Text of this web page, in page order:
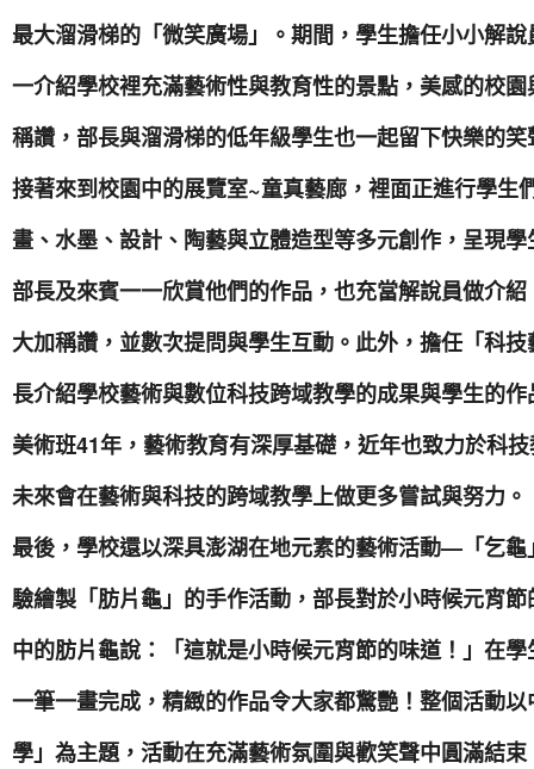
最大溜滑梯的「微笑廣場」。期間，學生擔任小小解
一介紹學校裡充滿藝術性與教育性的景點，美感的校
稱讚，部長與溜滑梯的低年級學生也一起留下快樂的
接著來到校園中的展覽室~童真藝廊，裡面正進行學生
畫、水墨、設計、陶藝與立體造型等多元創作，呈現
部長及來賓一一欣賞他們的作品，也充當解說員做介
大加稱讚，並數次提問與學生互動。此外，擔任「科
長介紹學校藝術與數位科技跨域教學的成果與學生的
美術班41年，藝術教育有深厚基礎，近年也致力於科
未來會在藝術與科技的跨域教學上做更多嘗試與努力。
最後，學校還以深具澎湖在地元素的藝術活動—「乞
驗繪製「肪片龜」的手作活動，部長對於小時候元宵
中的肪片龜說：「這就是小時候元宵節的味道！」在
一筆一畫完成，精緻的作品令大家都驚艷！整個活動
學」為主題，活動在充滿藝術氛圍與歡笑聲中圓滿結束